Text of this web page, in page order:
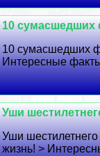
10 cyмacшедших
10 cyмacшедших
Интересные
Уши
Уши
жизнь! >